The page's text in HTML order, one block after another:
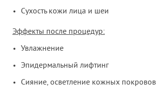
Сухость кожи лица и шеи
Эффекты после процедур:
Увлажнение
Эпидермальный лифтинг
Сияние, осветление кожных покровов